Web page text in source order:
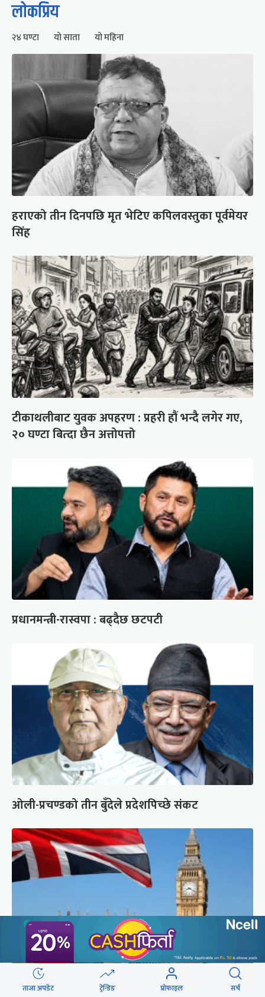
लोकप्रिय
२४ घण्टा यो साता यो महिना
हराएको तीन दिनपछि मृत भेटिए कपिलवस्तुका पूर्वमेयर
सिंह
टीकाथलीबाट युवक अपहरण : प्रहरी हौं भन्दै लगेर गए,
२० घण्टा बित्दा छैन अत्तोपत्तो
प्रधानमन्त्री-रास्वपा : बढ्दैछ छटपटी
ओली-प्रचण्डको तीन बुँदेले प्रदेशपिच्छे संकट
लन्डनप्रति घट्दो आकर्षण, एक वर्षमा ४ लाख २०
ताजा अपडेट ट्रेन्डिङ प्रोफाइल सर्च